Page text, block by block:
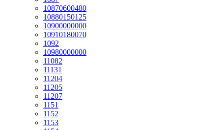
10870600480
10880150125
10900000000
10910180070
1092
10980000000
11082
11131
11204
11205
11207
1151
1152
1153